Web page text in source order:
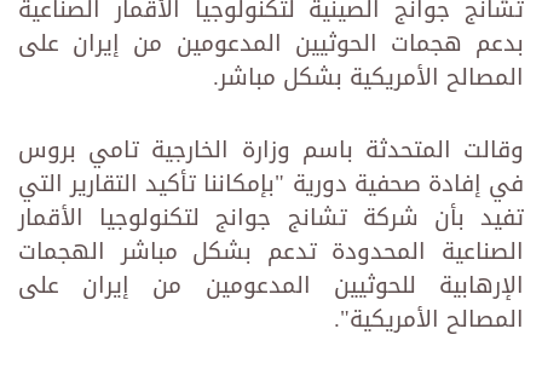
تشانج جوانج الصينية لتكنولوجيا الأقمار الصناعية
بدعم هجمات الحوثيين المدعومين من إيران على
المصالح الأمريكية بشكل مباشر.
وقالت المتحدثة باسم وزارة الخارجية تامي بروس
في إفادة صحفية دورية "بإمكاننا تأكيد التقارير التي
تفيد بأن شركة تشانج جوانج لتكنولوجيا الأقمار
الصناعية المحدودة تدعم بشكل مباشر الهجمات
الإرهابية للحوثيين المدعومين من إيران على
المصالح الأمريكية".